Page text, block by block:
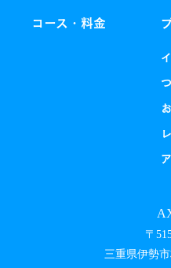
コース・料金
〒
三重県伊勢